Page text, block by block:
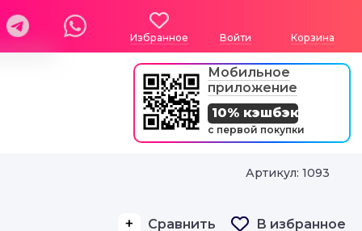
Избранное Войти Корзина
Мобильное
приложение
10% кэшбэк
с первой покупки
Артикул: 1093
Сравнить В избранное